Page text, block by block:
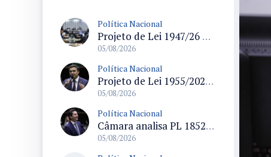
Política Nacional
Projeto de Lei 1947/26 propõe fim de margens para cartão de crédito e consignado do INSS
05/08/2026
Política Nacional
Projeto de Lei 1955/2026 propõe criação de geração livre de fumo ao restringir venda de vapes a nascidos desde 1º de janeiro de 2009
05/08/2026
Política Nacional
Câmara analisa PL 1852/26 que institui Política Nacional de Gestão de Desempenho e Eficiência para servidores públicos
05/08/2026